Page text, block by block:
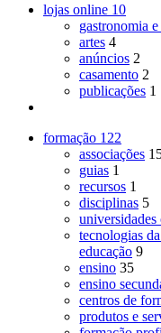
lojas online 10
gastronomia
artes 4
anúncios 2
casamento 2
publicações 1
formação 122
associações
guias 1
recursos 1
disciplinas 5
universidades
tecnologias
educação 9
ensino 35
ensino
centros de
produtos e